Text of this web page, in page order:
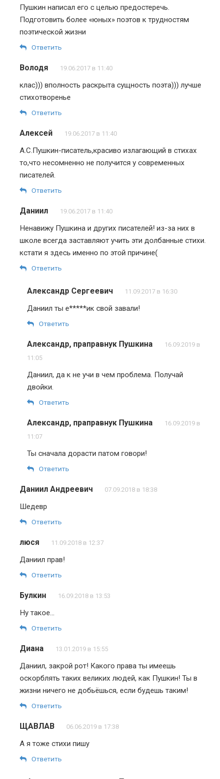
Пушкин написал его с целью предостеречь.
Подготовить более «юных» поэтов к трудностям
поэтической жизни
Ответить
Володя 19.06.2017 в 11:40
клас))) вполность раскрыта сущность поэта))) лучше
стихотворенье
Ответить
Алексей 19.06.2017 в 11:40
А.С.Пушкин-писатель,красиво излагающий в стихах
то,что несомненно не получится у современных
писателей.
Ответить
Даниил 19.06.2017 в 11:40
Ненавижу Пушкина и других писателей! из-за них в
школе всегда заставляют учить эти долбанные стихи.
кстати я здесь именно по этой причине(
Ответить
Александр Сергеевич 11.09.2017 в 16:30
Даниил ты е*****ик свой завали!
Ответить
Александр, праправнук Пушкина
16.09.2019 в
11:05
Даниил, да к не учи в чем проблема. Получай
двойки.
Ответить
Александр, праправнук Пушкина
16.09.2019 в
11:07
Ты сначала дорасти патом говори!
Ответить
Даниил Андреевич 07.09.2018 в 18:38
Шедевр
Ответить
люся 11.09.2018 в 12:37
Даниил прав!
Ответить
Булкин 16.09.2018 в 13:53
Ну такое…
Ответить
Диана 13.01.2019 в 15:55
Даниил, закрой рот! Какого права ты имеешь
оскорблять таких великих людей, как Пушкин! Ты в
жизни ничего не добьёшься, если будешь таким!
Ответить
ЩАВЛАВ 06.06.2019 в 17:38
А я тоже стихи пишу
Ответить